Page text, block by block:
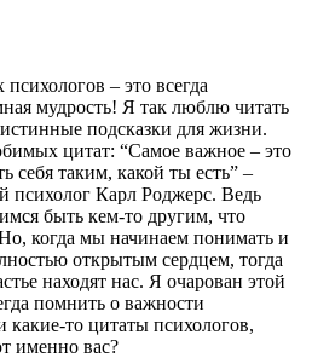
– это всегда
мудрость! Я так люблю читать
подсказки для жизни.
цитат: “Самое важное – это
себя таким, какой ты есть” –
психолог Карл Роджерс. Ведь
быть кем-то другим, что
когда мы начинаем понимать и
открытым сердцем, тогда
находят нас. Я очарован этой
помнить о важности
какие-то цитаты психологов,
именно вас?